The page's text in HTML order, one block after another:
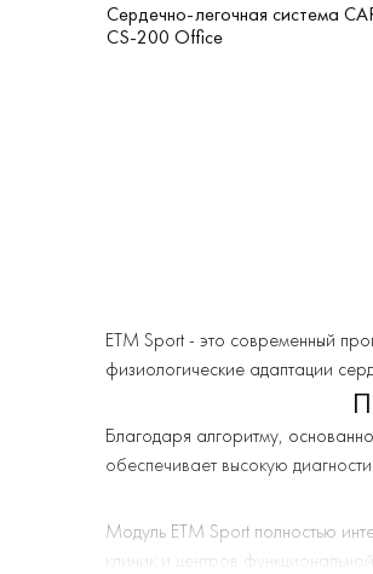
Сердечно-легочная система
CS-200 Office
ETM Sport - это современный
физиологические адаптации
Благодаря алгоритму,
обеспечивает высокую
Модуль ETM Sport полностью
клиник и центров